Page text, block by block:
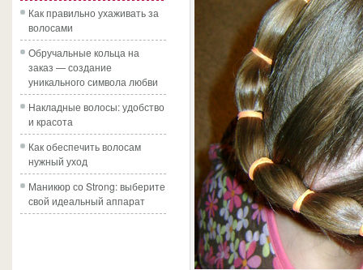
Как правильно ухаживать за
волосами
Обручальные кольца на
заказ — создание
уникального символа любви
Накладные волосы: удобство
и красота
Как обеспечить волосам
нужный уход
Маникюр со Strong: выберите
свой идеальный аппарат